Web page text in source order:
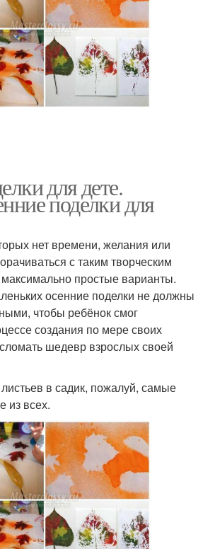
для дете.
поделки для
нет времени, желания или
с таким творческим
простые варианты.
осенние поделки не должны
чтобы ребёнок смог
создания по мере своих
шедевр взрослых своей
в садик, пожалуй, самые
из всех.